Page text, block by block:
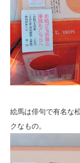
絵馬は俳句で有名な
クなもの。